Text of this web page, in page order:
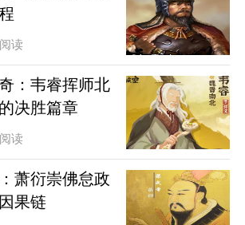
读
：韦睿挥师北
决胜篇章
读
萧衍崇佛怠政
果链